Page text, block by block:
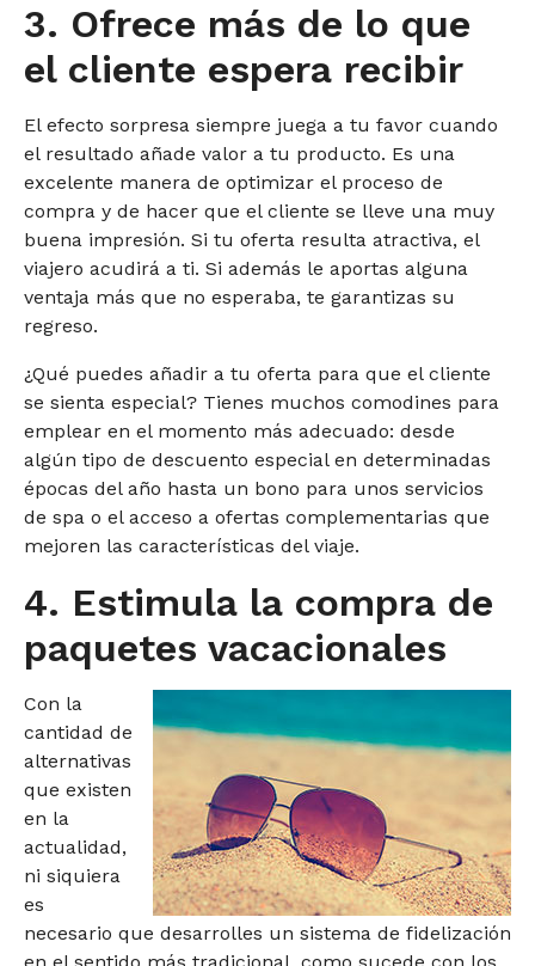
3. Ofrece más de lo que
el cliente espera recibir
El efecto sorpresa siempre juega a tu favor cuando
el resultado añade valor a tu producto. Es una
excelente manera de optimizar el proceso de
compra y de hacer que el cliente se lleve una muy
buena impresión. Si tu oferta resulta atractiva, el
viajero acudirá a ti. Si además le aportas alguna
ventaja más que no esperaba, te garantizas su
regreso.
¿Qué puedes añadir a tu oferta para que el cliente
se sienta especial? Tienes muchos comodines para
emplear en el momento más adecuado: desde
algún tipo de descuento especial en determinadas
épocas del año hasta un bono para unos servicios
de spa o el acceso a ofertas complementarias que
mejoren las características del viaje.
4. Estimula la compra de
paquetes vacacionales
Con la
cantidad de
alternativas
que existen
en la
actualidad,
ni siquiera
es
necesario que desarrolles un sistema de fidelización